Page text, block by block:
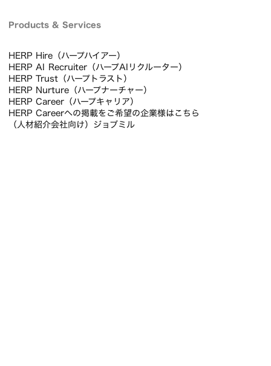
Products & Services
HERP Hire（ハープハイアー）
HERP AI Recruiter（ハープAIリクルーター）
HERP Trust（ハープトラスト）
HERP Nurture（ハープナーチャー）
HERP Career（ハープキャリア）
HERP Careerへの掲載をご希望の企業様はこちら
（人材紹介会社向け）ジョブミル